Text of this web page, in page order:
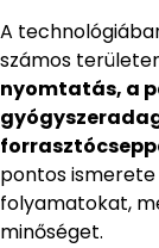
A
számos
nyomtatás, a
pontos
folyamatokat,
minőséget.